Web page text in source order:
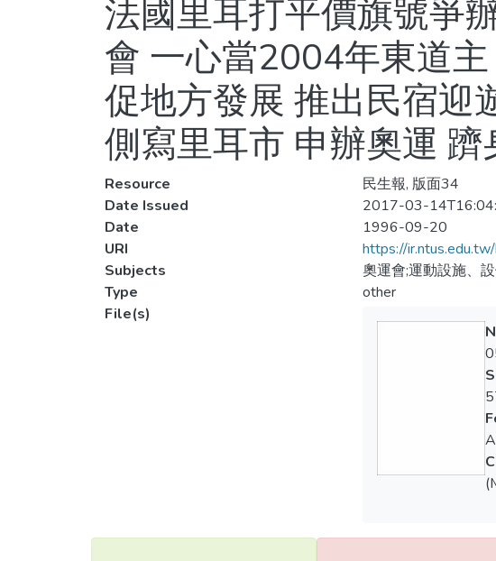
法國里耳打平價旗號爭
會 一心當2004年東道
促地方發展 推出民宿迎
側寫里耳市 申辦奧運
Resource
民生報, 版面34
Date Issued
2017-03-
Date
1996-09-20
URI
https://
Subjects
奧運會;運動設施、
Type
other
File(s)